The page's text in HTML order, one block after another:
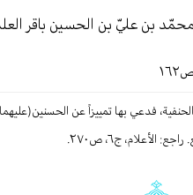
بن عليّ بن الحسين باقر
أمّه خولة بنت جعفر الحنفیة، فدعي بها تمییزاً عن
ج٦، ص٢٧٠.